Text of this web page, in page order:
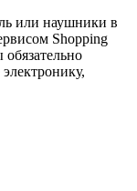
или наушники в
Shopping